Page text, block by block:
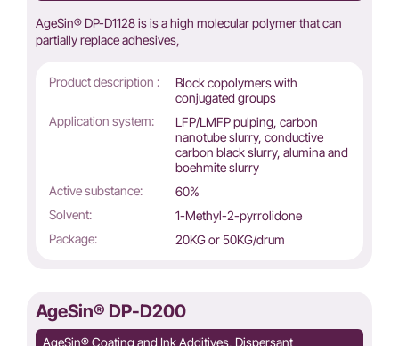
AgeSin® DP-D1128 is is a high molecular polymer that can
partially replace adhesives,
Product description :
Block copolymers with
conjugated groups
Application system:
LFP/LMFP pulping, carbon
nanotube slurry, conductive
carbon black slurry, alumina and
boehmite slurry
Active substance:
60%
Solvent:
1-Methyl-2-pyrrolidone
Package:
20KG or 50KG/drum
AgeSin® DP-D200
AgeSin® Coating and Ink Additives, Dispersant